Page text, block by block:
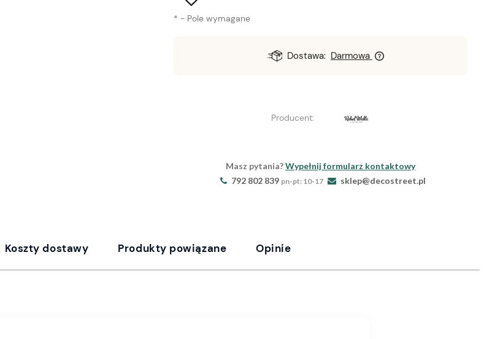
* - Pole wymagane
Dostawa: Darmowa
Producent:
Masz pytania?Wypełnij formularz kontaktowy
792 802 839 pn-pt: 10-17 sklep@decostreet.pl
Koszty dostawy Produkty powiązane Opinie